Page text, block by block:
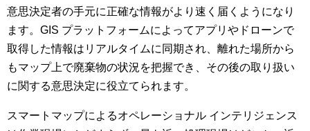
意思決定者の手元に正確な情報がより速く届くようになり
ます。GIS プラットフォームによってアプリやドローンで
取得した情報はリアルタイムに同期され、離れた場所から
もマップ上で廃棄物の状況を把握でき、その後の取り扱い
に関する意思決定に役立てられます。
スマートマップによるオペレーショナル インテリジェンス